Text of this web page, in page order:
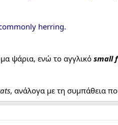
herring.
ψάρια, ενώ το αγγλικόsmall
, ανάλογα με τη συμπάθεια